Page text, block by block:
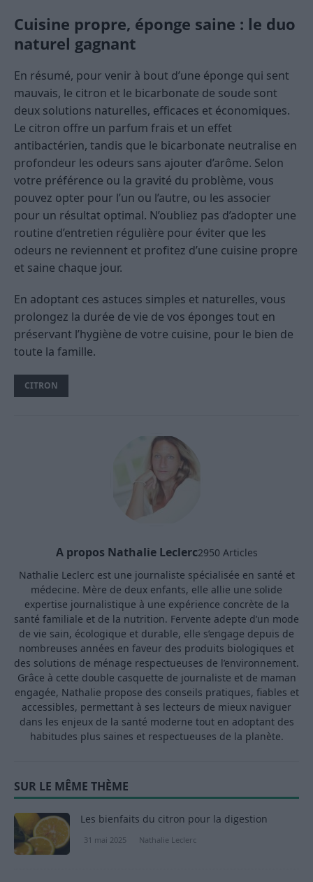
Cuisine propre, éponge saine : le duo
naturel gagnant
En résumé, pour venir à bout d’une éponge qui sent
mauvais, le citron et le bicarbonate de soude sont
deux solutions naturelles, efficaces et économiques.
Le citron offre un parfum frais et un effet
antibactérien, tandis que le bicarbonate neutralise en
profondeur les odeurs sans ajouter d’arôme. Selon
votre préférence ou la gravité du problème, vous
pouvez opter pour l’un ou l’autre, ou les associer
pour un résultat optimal. N’oubliez pas d’adopter une
routine d’entretien régulière pour éviter que les
odeurs ne reviennent et profitez d’une cuisine propre
et saine chaque jour.
En adoptant ces astuces simples et naturelles, vous
prolongez la durée de vie de vos éponges tout en
préservant l’hygiène de votre cuisine, pour le bien de
toute la famille.
CITRON
A propos Nathalie Leclerc2950 Articles
Nathalie Leclerc est une journaliste spécialisée en santé et
médecine. Mère de deux enfants, elle allie une solide
expertise journalistique à une expérience concrète de la
santé familiale et de la nutrition. Fervente adepte d’un mode
de vie sain, écologique et durable, elle s’engage depuis de
nombreuses années en faveur des produits biologiques et
des solutions de ménage respectueuses de l’environnement.
Grâce à cette double casquette de journaliste et de maman
engagée, Nathalie propose des conseils pratiques, fiables et
accessibles, permettant à ses lecteurs de mieux naviguer
dans les enjeux de la santé moderne tout en adoptant des
habitudes plus saines et respectueuses de la planète.
SUR LE MÊME THÈME
Les bienfaits du citron pour la digestion
31 mai 2025 Nathalie Leclerc